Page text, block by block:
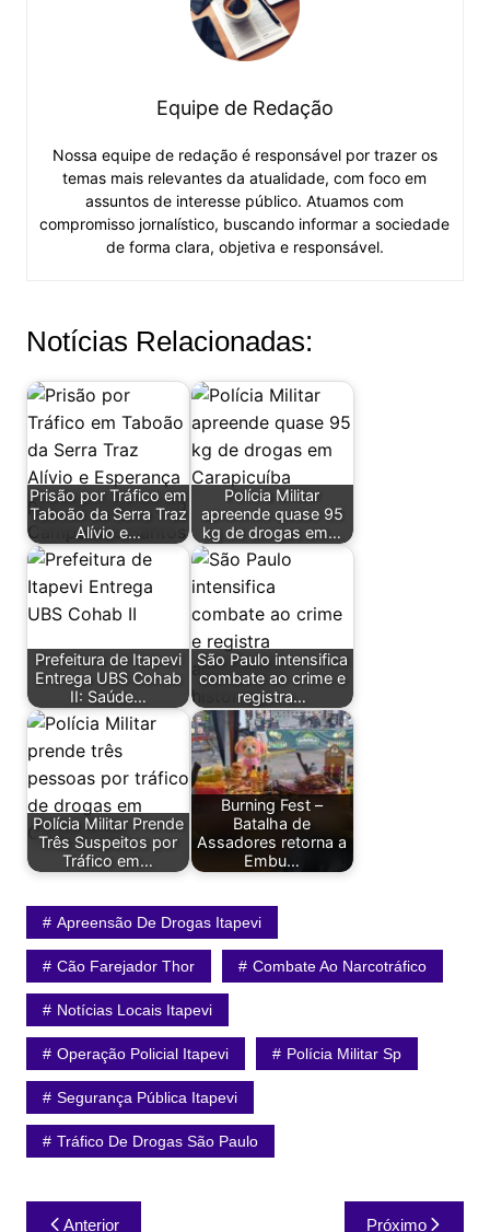
Equipe de Redação
Nossa equipe de redação é responsável por trazer os
temas mais relevantes da atualidade, com foco em
assuntos de interesse público. Atuamos com
compromisso jornalístico, buscando informar a sociedade
de forma clara, objetiva e responsável.
Notícias Relacionadas:
Prisão por Tráfico em
Taboão da Serra Traz
Alívio e…
Polícia Militar
apreende quase 95
kg de drogas em…
Prefeitura de Itapevi
Entrega UBS Cohab
II: Saúde…
São Paulo intensifica
combate ao crime e
registra…
Polícia Militar Prende
Três Suspeitos por
Tráfico em…
Burning Fest –
Batalha de
Assadores retorna a
Embu…
Apreensão De Drogas Itapevi
Cão Farejador Thor Combate Ao Narcotráfico
Notícias Locais Itapevi
Operação Policial Itapevi Polícia Militar Sp
Segurança Pública Itapevi
Tráfico De Drogas São Paulo
Navegação
Anterior Próximo